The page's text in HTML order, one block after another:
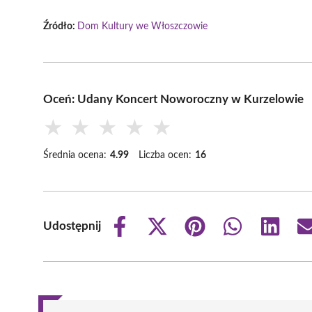
Źródło: Dom Kultury we Włoszczowie
Oceń: Udany Koncert Noworoczny w Kurzelowie
★ ★ ★ ★ ★
Średnia ocena: 4.99 Liczba ocen: 16
Udostępnij
Share
Share
(Twitter)
Share
Share
Share